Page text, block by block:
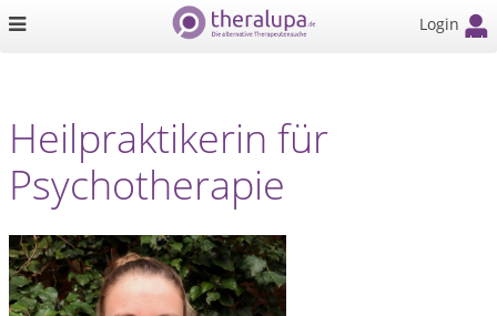
Login
Heilpraktikerin für
Psychotherapie